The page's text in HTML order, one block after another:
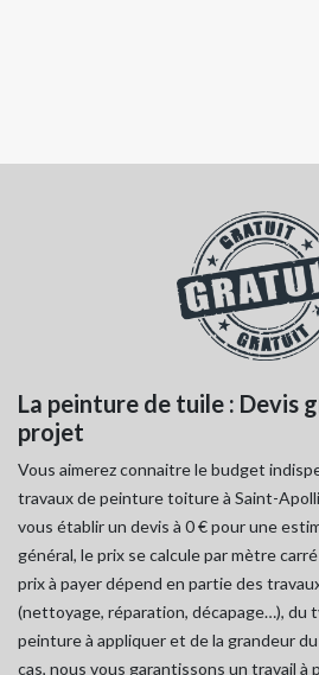
La peinture de tuile : Devis
projet
Vous aimerez connaitre le budget
travaux de peinture toiture à Saint-
vous établir un devis à 0 € pour une
général, le prix se calcule par mètre
prix à payer dépend en partie des
(nettoyage, réparation, décapage…), du
peinture à appliquer et de la grandeur
cas, nous vous garantissons un travail à